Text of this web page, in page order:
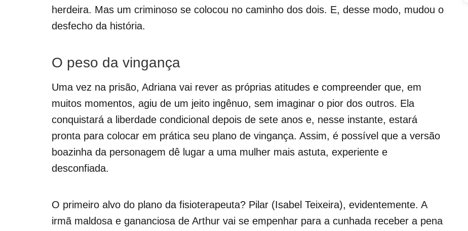
herdeira. Mas um criminoso se colocou no caminho dos dois. E, desse modo, mudou o
desfecho da história.
O peso da vingança
Uma vez na prisão, Adriana vai rever as próprias atitudes e compreender que, em
muitos momentos, agiu de um jeito ingênuo, sem imaginar o pior dos outros. Ela
conquistará a liberdade condicional depois de sete anos e, nesse instante, estará
pronta para colocar em prática seu plano de vingança. Assim, é possível que a versão
boazinha da personagem dê lugar a uma mulher mais astuta, experiente e
desconfiada.
O primeiro alvo do plano da fisioterapeuta? Pilar (Isabel Teixeira), evidentemente. A
irmã maldosa e gananciosa de Arthur vai se empenhar para a cunhada receber a pena